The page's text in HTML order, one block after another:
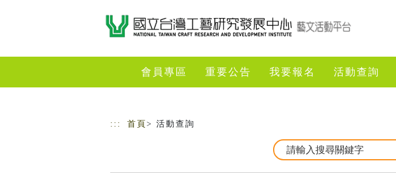
會員專區 重要公告 我要報名 活動查詢
::: 首頁 > 活動查詢